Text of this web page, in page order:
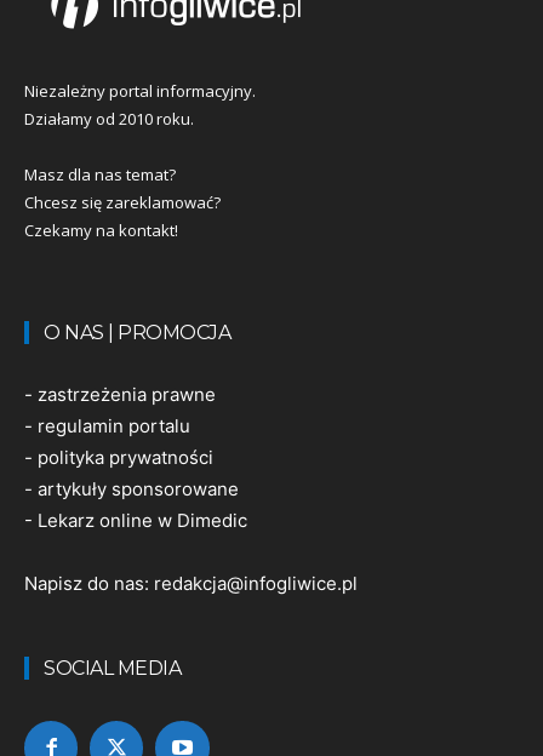
Niezależny portal informacyjny.
Działamy od 2010 roku.
Masz dla nas temat?
Chcesz się zareklamować?
Czekamy na kontakt!
O NAS | PROMOCJA
- zastrzeżenia prawne
- regulamin portalu
- polityka prywatności
- artykuły sponsorowane
- Lekarz online w Dimedic
Napisz do nas: redakcja@infogliwice.pl
SOCIAL MEDIA